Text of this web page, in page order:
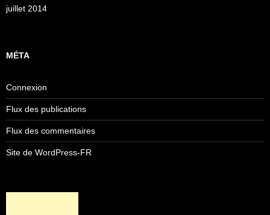
juillet 2014
MÉTA
Connexion
Flux des publications
Flux des commentaires
Site de WordPress-FR